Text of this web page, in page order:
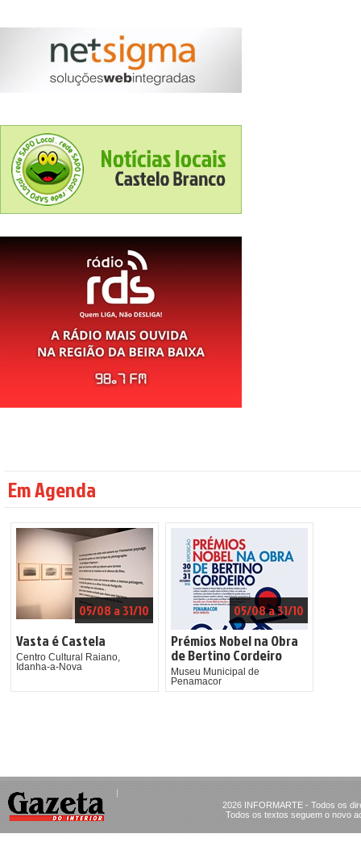
Em Agenda
05/08 a 31/10
Vasta é Castela
Centro Cultural Raiano,
Idanha-a-Nova
05/08 a 31/10
Prémios Nobel na Obra
de Bertino Cordeiro
Museu Municipal de
Penamacor
2026 INFORMARTE - Todos os
Todos os textos seguem o novo